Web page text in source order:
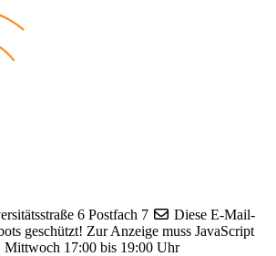
6 Postfach 7
Diese E-Mail-
geschützt! Zur Anzeige muss JavaScript
Mittwoch 17:00 bis 19:00 Uhr